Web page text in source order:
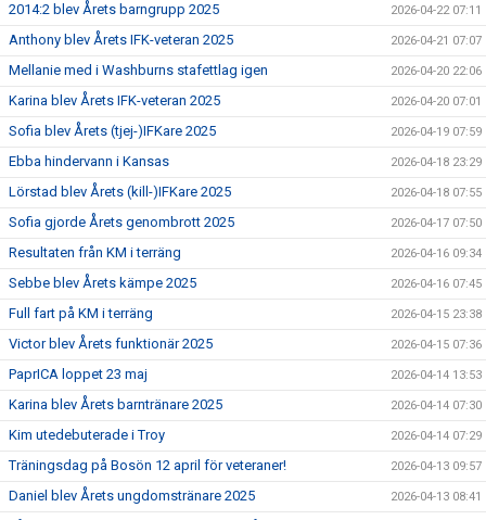
2014:2 blev Årets barngrupp 2025 2026-04-22 07:11
Anthony blev Årets IFK-veteran 2025 2026-04-21 07:07
Mellanie med i Washburns stafettlag igen 2026-04-20 22:06
Karina blev Årets IFK-veteran 2025 2026-04-20 07:01
Sofia blev Årets (tjej-)IFKare 2025 2026-04-19 07:59
Ebba hindervann i Kansas 2026-04-18 23:29
Lörstad blev Årets (kill-)IFKare 2025 2026-04-18 07:55
Sofia gjorde Årets genombrott 2025 2026-04-17 07:50
Resultaten från KM i terräng 2026-04-16 09:34
Sebbe blev Årets kämpe 2025 2026-04-16 07:45
Full fart på KM i terräng 2026-04-15 23:38
Victor blev Årets funktionär 2025 2026-04-15 07:36
PaprICA loppet 23 maj 2026-04-14 13:53
Karina blev Årets barntränare 2025 2026-04-14 07:30
Kim utedebuterade i Troy 2026-04-14 07:29
Träningsdag på Bosön 12 april för veteraner! 2026-04-13 09:57
Daniel blev Årets ungdomstränare 2025 2026-04-13 08:41